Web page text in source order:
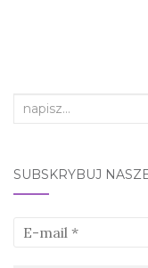
Search
SUBSKRYBUJ